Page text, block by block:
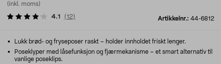
(inkl. moms)
Artikkelnr.: 44-6812
4.1 (12)
Lukk brød- og fryseposer raskt – holder innholdet friskt lenger.
Poseklyper med låsefunksjon og fjærmekanisme – et smart alternativ til
vanlige poseklips.